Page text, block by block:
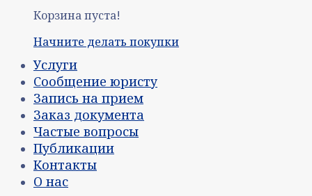
Корзина пуста!
Начните делать покупки
Услуги
Сообщение юристу
Запись на прием
Заказ документа
Частые вопросы
Публикации
Контакты
О нас